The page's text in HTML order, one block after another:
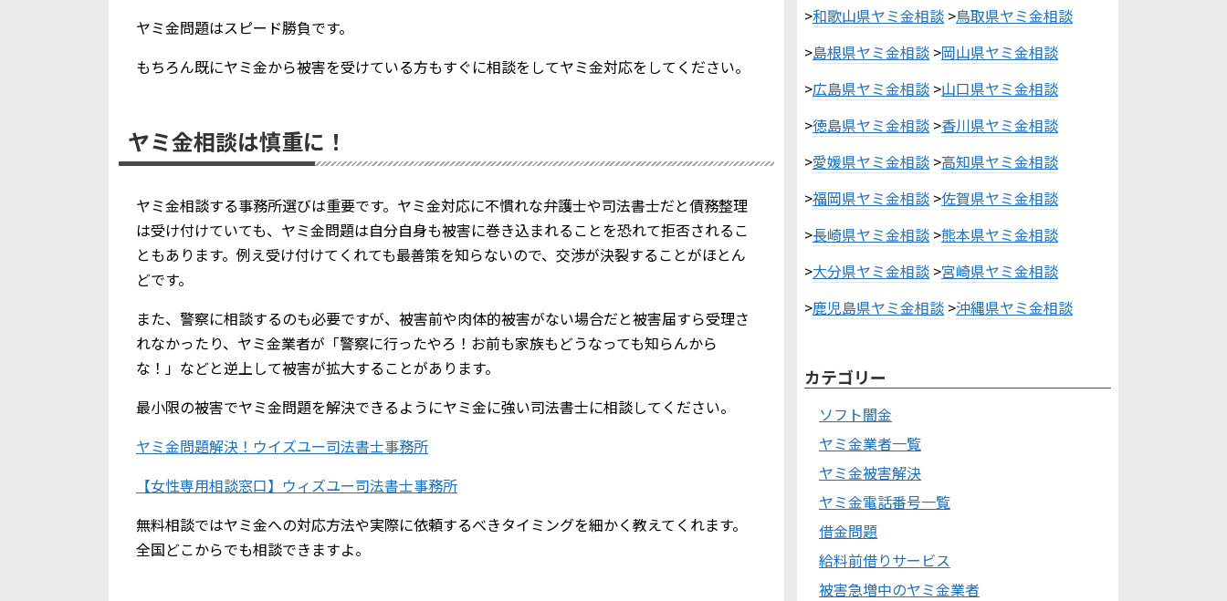
ヤミ金問題はスピード勝負です。
もちろん既にヤミ金から被害を受けている方もすぐに相談をしてヤミ金対応をしてください。
ヤミ金相談は慎重に！
ヤミ金相談する事務所選びは重要です。ヤミ金対応に不慣れな弁護士や司法書士だと債務整理
は受け付けていても、ヤミ金問題は自分自身も被害に巻き込まれることを恐れて拒否されるこ
ともあります。例え受け付けてくれても最善策を知らないので、交渉が決裂することがほとん
どです。
また、警察に相談するのも必要ですが、被害前や肉体的被害がない場合だと被害届すら受理さ
れなかったり、ヤミ金業者が「警察に行ったやろ！お前も家族もどうなっても知らんから
な！」などと逆上して被害が拡大することがあります。
最小限の被害でヤミ金問題を解決できるようにヤミ金に強い司法書士に相談してください。
ヤミ金問題解決！ウイズユー司法書士事務所
【女性専用相談窓口】ウィズユー司法書士事務所
無料相談ではヤミ金への対応方法や実際に依頼するべきタイミングを細かく教えてくれます。
全国どこからでも相談できますよ。
>和歌山県ヤミ金相談 >鳥取県ヤミ金相談
>島根県ヤミ金相談 >岡山県ヤミ金相談
>広島県ヤミ金相談 >山口県ヤミ金相談
>徳島県ヤミ金相談 >香川県ヤミ金相談
>愛媛県ヤミ金相談 >高知県ヤミ金相談
>福岡県ヤミ金相談 >佐賀県ヤミ金相談
>長崎県ヤミ金相談 >熊本県ヤミ金相談
>大分県ヤミ金相談 >宮崎県ヤミ金相談
>鹿児島県ヤミ金相談 >沖縄県ヤミ金相談
カテゴリー
ソフト闇金
ヤミ金業者一覧
ヤミ金被害解決
ヤミ金電話番号一覧
借金問題
給料前借りサービス
被害急増中のヤミ金業者